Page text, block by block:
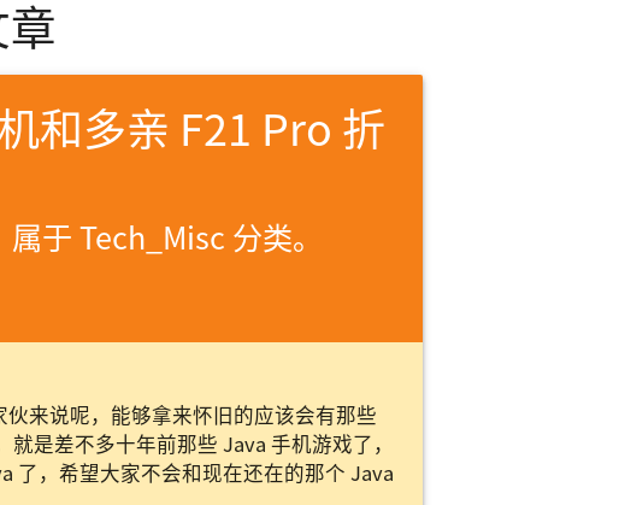
和多亲 F21 Pro 折
属于Tech_Misc 分类。
来说呢，能够拿来怀旧的应该会有那些
是差不多十年前那些 Java 手机游戏了，
了，希望大家不会和现在还在的那个 Java